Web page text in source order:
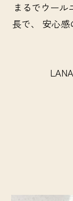
まるでウー
長で、 安心